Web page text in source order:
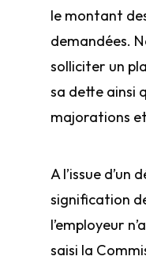
le montant
demandées.
solliciter un
sa dette ainsi
majorations
A l’issue d’un
signification
l’employeur
saisi la